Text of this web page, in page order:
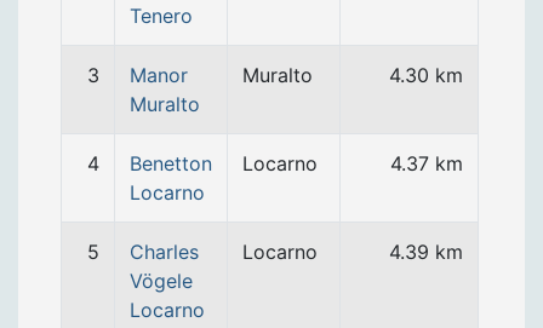
Tenero
3
Manor
Muralto
Muralto 4.30 km
4
Benetton
Locarno
Locarno 4.37 km
5
Charles
Vögele
Locarno
Locarno 4.39 km